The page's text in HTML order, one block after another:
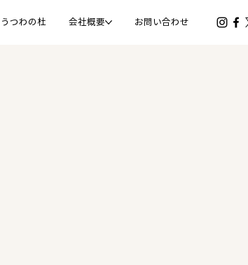
うつわの杜 会社概要 お問い合わせ